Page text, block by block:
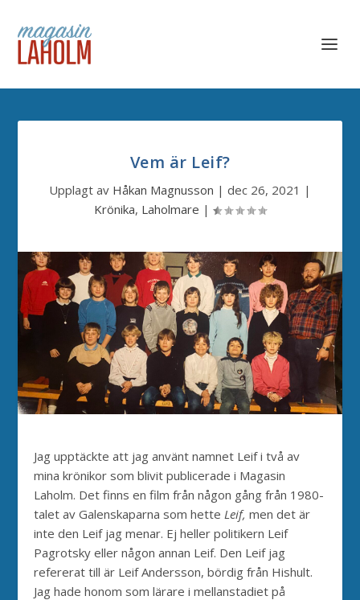
Vem är Leif?
Upplagt av Håkan Magnusson | dec 26, 2021 |
Krönika, Laholmare |
Jag upptäckte att jag använt namnet Leif i två av
mina krönikor som blivit publicerade i Magasin
Laholm. Det finns en film från någon gång från 1980-
talet av Galenskaparna som hette Leif,men det är
inte den Leif jag menar. Ej heller politikern Leif
Pagrotsky eller någon annan Leif. Den Leif jag
refererat till är Leif Andersson, bördig från Hishult.
Jag hade honom som lärare i mellanstadiet på